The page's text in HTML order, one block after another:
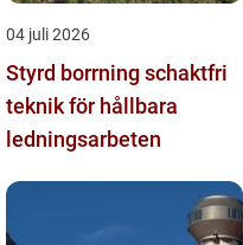
04 juli 2026
Styrd borrning schaktfri
teknik för hållbara
ledningsarbeten